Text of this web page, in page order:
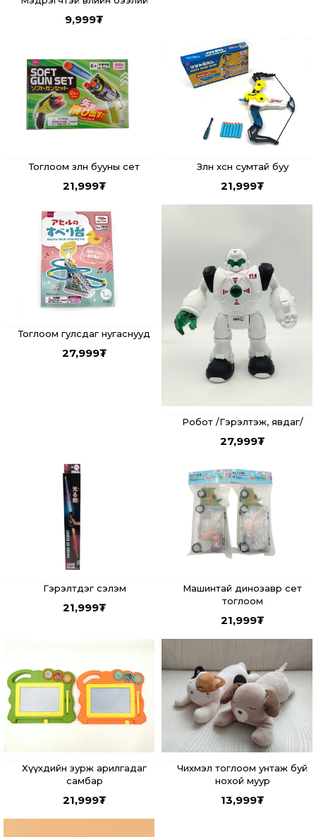
9,999₮
Тоглоом зөөлөн бууны сет
21,999₮
Зөөлөн хөөсөн сумтай буу
21,999₮
Тоглоом гулсдаг нугаснууд
27,999₮
Робот /Гэрэлтэж, явдаг/
27,999₮
Гэрэлтдэг сэлэм
21,999₮
Машинтай динозавр сет
тоглоом
21,999₮
Хүүхдийн зурж арилгадаг
самбар
21,999₮
Чихмэл тоглоом унтаж буй
нохой муур
13,999₮